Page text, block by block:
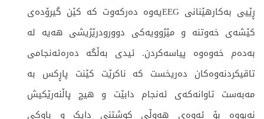
ڕێیی بەکارهێنانی EEGیەوە دەرکەوت کە کێن گیرۆدەی
کێشەی خەوتنە و مێژوویەکی دوورودرێژیشی هەیە لە
بەدەم خەوەوە پیاسەکردن. ئیدی بەڵگە دەرەئەنجامی
تاقیکردنەوەکان دەریخست کە ناکرێت کێنت پاڕکس بە
مەبەست تاوانەکەی ئەنجام دابێت و هیچ پاڵنەرێکیش
نەبووە بۆ ئەوەی هەوڵی کوشتنی دایک و باوکی